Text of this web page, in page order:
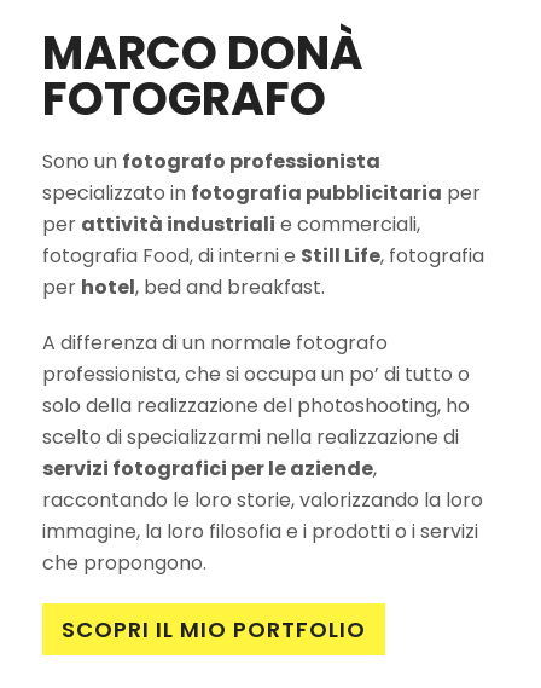
MARCO DONÀ
FOTOGRAFO
Sono un fotografo professionista
specializzato in fotografia pubblicitaria per
per attività industriali e commerciali,
fotografia Food, di interni e Still Life, fotografia
per hotel, bed and breakfast.
A differenza di un normale fotografo
professionista, che si occupa un po’ di tutto o
solo della realizzazione del photoshooting, ho
scelto di specializzarmi nella realizzazione di
servizi fotografici per le aziende,
raccontando le loro storie, valorizzando la loro
immagine, la loro filosofia e i prodotti o i servizi
che propongono.
SCOPRI IL MIO PORTFOLIO